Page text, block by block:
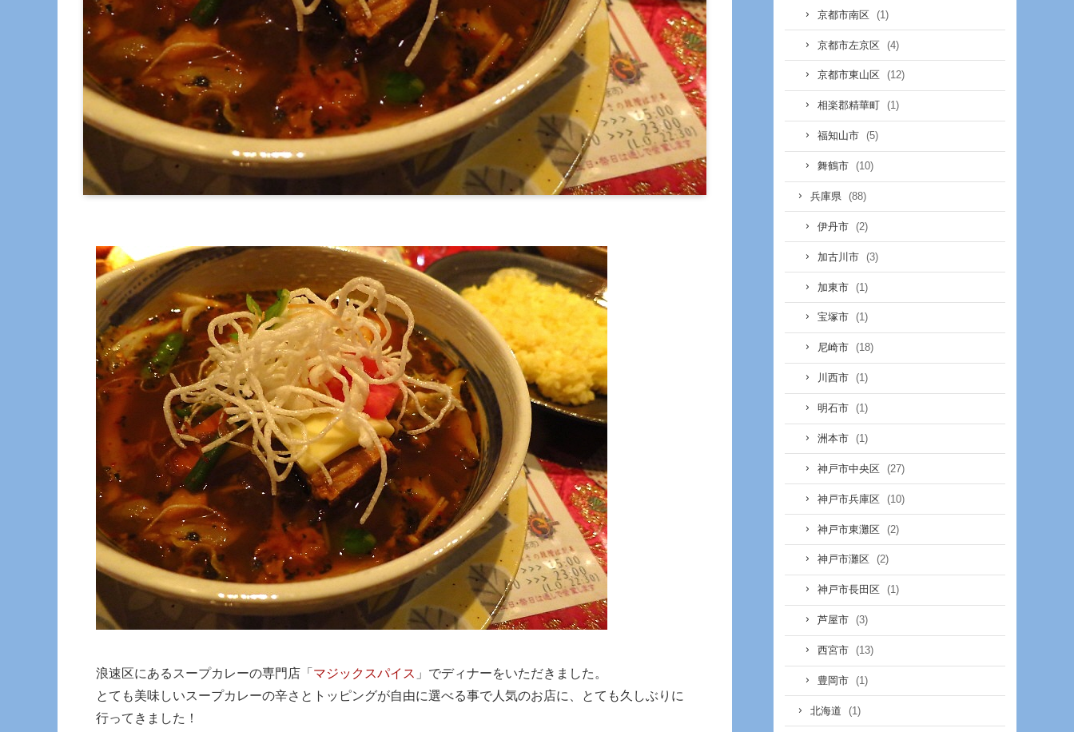
浪速区にあるスープカレーの専門店「 マジックスパイス 」でディナーをいただきました。
とても美味しいスープカレーの辛さとトッピングが自由に選べる事で人気のお店に、とても久しぶりに
行ってきました！
京都市南区 (1)
京都市左京区 (4)
京都市東山区 (12)
相楽郡精華町 (1)
福知山市 (5)
舞鶴市 (10)
兵庫県 (88)
伊丹市 (2)
加古川市 (3)
加東市 (1)
宝塚市 (1)
尼崎市 (18)
川西市 (1)
明石市 (1)
洲本市 (1)
神戸市中央区 (27)
神戸市兵庫区 (10)
神戸市東灘区 (2)
神戸市灘区 (2)
神戸市長田区 (1)
芦屋市 (3)
西宮市 (13)
豊岡市 (1)
北海道 (1)